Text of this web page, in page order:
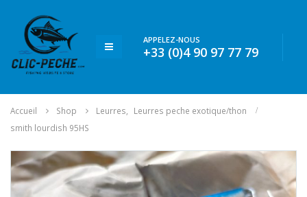
APPELEZ-NOUS
+33 (0)4 90 97 77 79
Accueil Shop Leurres
Leurres peche exotique/thon
smith lourdish 95HS